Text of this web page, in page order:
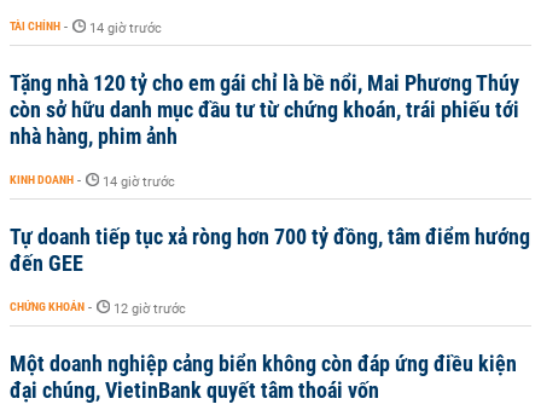
TÀI CHÍNH - 14 giờ trước
Tặng nhà 120 tỷ cho em gái chỉ là bề nổi, Mai Phương Thúy
còn sở hữu danh mục đầu tư từ chứng khoán, trái phiếu tới
nhà hàng, phim ảnh
KINH DOANH - 14 giờ trước
Tự doanh tiếp tục xả ròng hơn 700 tỷ đồng, tâm điểm hướng
đến GEE
CHỨNG KHOÁN - 12 giờ trước
Một doanh nghiệp cảng biển không còn đáp ứng điều kiện
đại chúng, VietinBank quyết tâm thoái vốn